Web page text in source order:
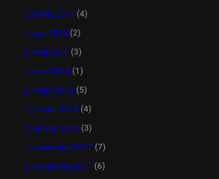
juillet 2018 (4)
juin 2018 (2)
mai 2018 (3)
avril 2018 (1)
mars 2018 (5)
février 2018 (4)
janvier 2018 (3)
décembre 2017 (7)
novembre 2017 (6)